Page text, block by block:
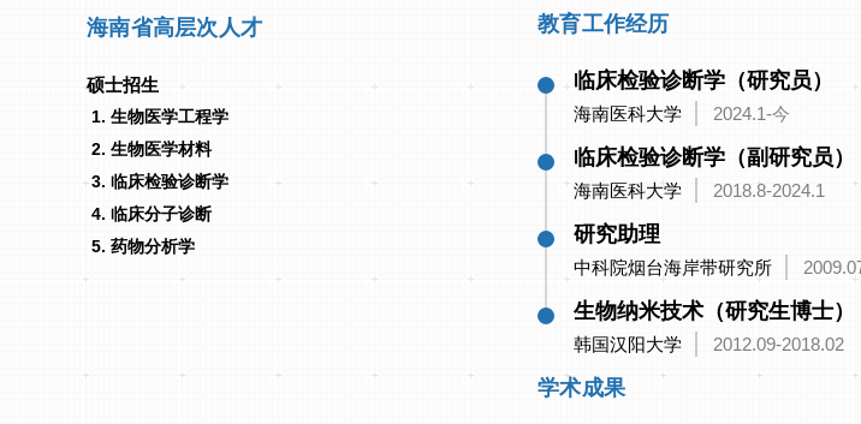
海南省高层次人才
硕士招生
生物医学工程学
生物医学材料
临床检验诊断学
临床分子诊断
药物分析学
教育工作经历
临床检验诊断学（研究员）
海南医科大学 2024.1-今
临床检验诊断学（副研究员）
海南医科大学 2018.8-2024.1
研究助理
中科院烟台海岸带研究所
生物纳米技术（研究生博士）
韩国汉阳大学 2012.09-2018.02
学术成果